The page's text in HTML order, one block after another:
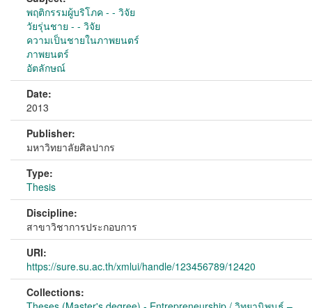
พฤติกรรมผู้บริโภค - - วิจัย
วัยรุ่นชาย - - วิจัย
ความเป็นชายในภาพยนตร์
ภาพยนตร์
อัตลักษณ์
Date:
2013
Publisher:
มหาวิทยาลัยศิลปากร
Type:
Thesis
Discipline:
สาขาวิชาการประกอบการ
URI:
https://sure.su.ac.th/xmlui/handle/123456789/12420
Collections: